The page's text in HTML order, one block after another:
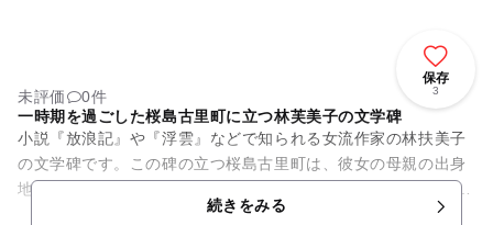
保存
3
未評価
0件
一時期を過ごした桜島古里町に立つ林芙美子の文学碑
小説『放浪記』や『浮雲』などで知られる女流作家の林扶美子
の文学碑です。この碑の立つ桜島古里町は、彼女の母親の出身
地で、芙美子自身も一時期を過ごしたそうです。 こちらには、
本を片手に立つ姿と、ベ...続きをみる